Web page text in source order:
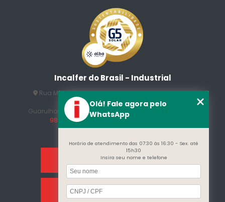
Incalfer do Brasil - Industrial
Rua Manuel Jesus Fernandes , 172 - Jardim Santo
Afonso
Guarulhos - SP - CEP: 07215-230
(11) 3296-7700
98409-5498
contato@incalfer.com.br
Home
Sobre Nós
Olá! Fale agora pelo
WhatsApp
Horário de atendimento das 07:30 às 16:30 - Sex. até
15h30
Insira seu nome e telefone